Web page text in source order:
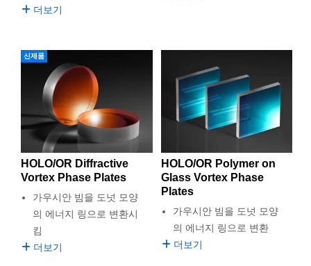
Elements (DOE)
신제품
Targets
Mechanics
and Couplers
Direct Microscopes
Optical Company
Components
Labs™
더보기
신제품
HOLO/OR Diffractive
Vortex Phase Plates
가우시안 빔을 도넛 모양
의 에너지 링으로 변환시
킴
더보기
HOLO/OR Polymer on
Glass Vortex Phase
Plates
가우시안 빔을 도넛 모양
의 에너지 링으로 변환
더보기